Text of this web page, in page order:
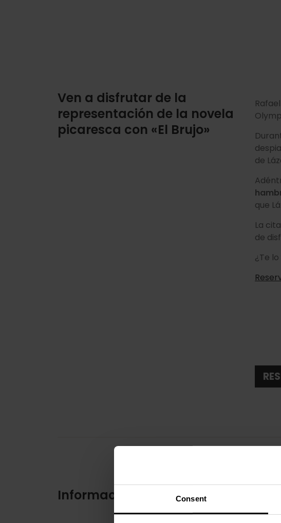
Consent
Ven a disfrutar de la
representación de la novela
picaresca con «El Brujo»
de
que
La
de
¿Te
Información práctica